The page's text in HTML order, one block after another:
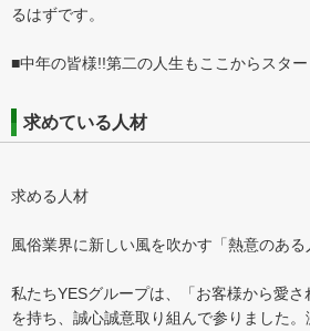
るはずです。
■中年の皆様!!第二の人生もここからスタ
求めている人材
求める人材
風俗業界に新しい風を吹かす「熱意のある
私たちYESグループは、「お客様から愛
を持ち、誠心誠意取り組んで参りました。